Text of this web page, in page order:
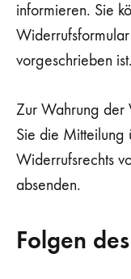
informieren. Sie
vorgeschrieben ist.
Zur Wahrung der
Sie die Mitteilung
Widerrufsrechts
absenden.
Folgen